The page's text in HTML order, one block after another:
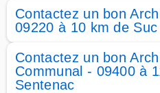
Contactez un bon
09220 à 10 km de
Contactez un bon
Communal - 09400 à
Sentenac